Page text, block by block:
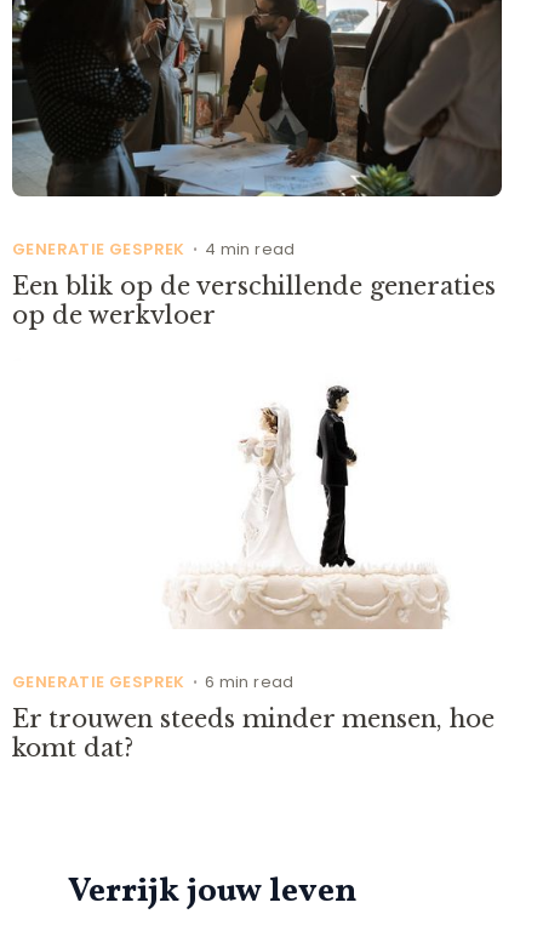
GENERATIE GESPREK • 4 min read
Een blik op de verschillende generaties
op de werkvloer
GENERATIE GESPREK • 6 min read
Er trouwen steeds minder mensen, hoe
komt dat?
Verrijk jouw leven